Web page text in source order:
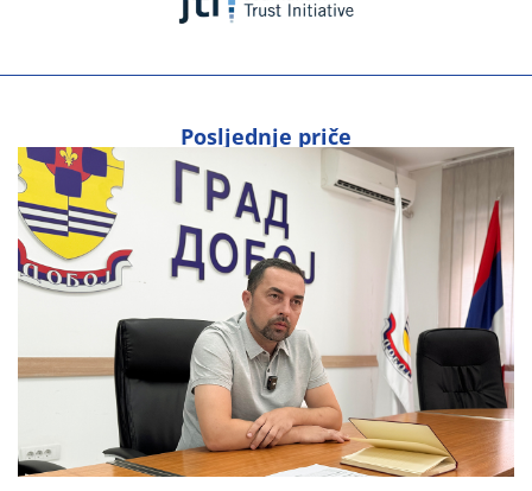
Posljednje priče